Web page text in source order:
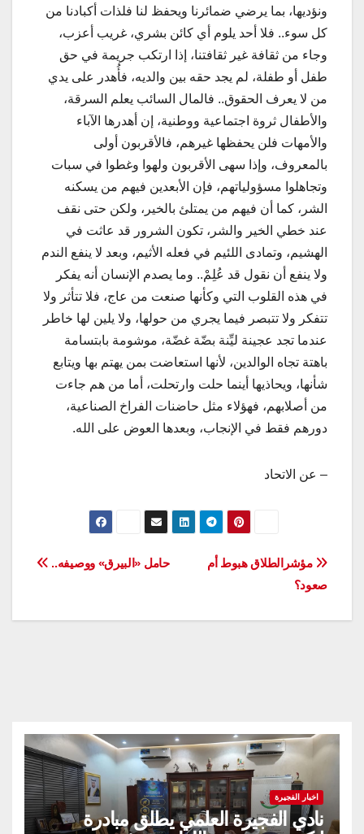
ونؤديها، بما يرضي ضمائرنا ويحفظ لنا فلذات أكبادنا من
كل سوء.. فلا أحد يلوم أي كائن بشري، غريب أعزب،
وجاء من ثقافة غير ثقافتنا، إذا ارتكب جريمة في حق
طفل أو طفلة، لم يجد حقه بين والديه، فأُهدر على يدي
من لا يعرف الحقوق.. فالمال السائب يعلم السرقة،
والأطفال ثروة اجتماعية ووطنية، إن أهدرها الآباء
والأمهات فلن يحفظها غيرهم، فالأقربون أولى
بالمعروف، وإذا سهى الأقربون ولهوا وغطوا في سبات
وتجاهلوا مسؤولياتهم، فإن الأبعدين فيهم من يسكنه
الشر، كما أن فيهم من يمتلئ بالخير، ولكن حتى نقف
عند خطي الخير والشر، تكون الشرور قد عاثت في
الهشيم، وتمادى اللئيم في فعله الأثيم، وبعد لا ينفع الندم
ولا ينفع أن نقول قد عُلِمْ.. وما يصدم الإنسان أنه يفكر
في هذه القلوب التي وكأنها صنعت من عاج، فلا تتأثر ولا
تتفكر ولا تتبصر فيما يجري من حولها، ولا يلين لها خاطر
عندما تجد عجينة ليِّنة بضّة غضّة، موشومة بابتسامة
باهتة تجاه الوالدين، لأنها استعاضت بمن يهتم بها ويتابع
شأنها، ويحاذيها أينما حلت وارتحلت، أما من هم جاءت
من أصلابهم، فهؤلاء مثل حاضنات الفراخ الصناعية،
دورهم فقط في الإنجاب، وبعدها العوض على الله.
– عن الاتحاد
تصفّح
المقالات
حامل «البيرق» ووصيفه..
مؤشرالطلاق هبوط أم
صعود؟
اخبار الفجيرة
نادي الفجيرة العلمي يطلق مبادرة